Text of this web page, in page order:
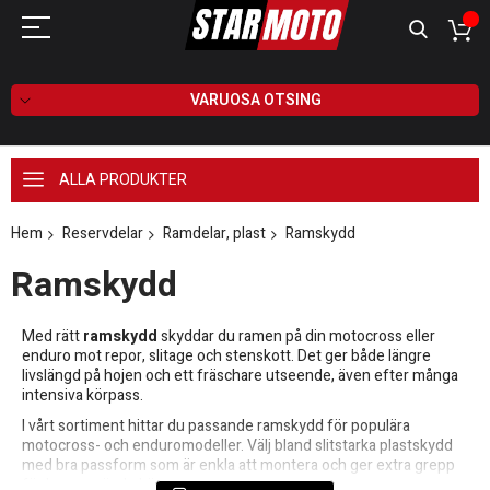
VARUOSA OTSING
ALLA PRODUKTER
Hem Reservdelar Ramdelar, plast Ramskydd
Ramskydd
Med rättramskyddskyddar du ramen på din motocross eller
enduro mot repor, slitage och stenskott. Det ger både längre
livslängd på hojen och ett fräschare utseende, även efter många
intensiva körpass.
I vårt sortiment hittar du passande ramskydd för populära
motocross- och enduromodeller. Välj bland slitstarka plastskydd
med bra passform som är enkla att montera och ger extra grepp
för benen när du kör.